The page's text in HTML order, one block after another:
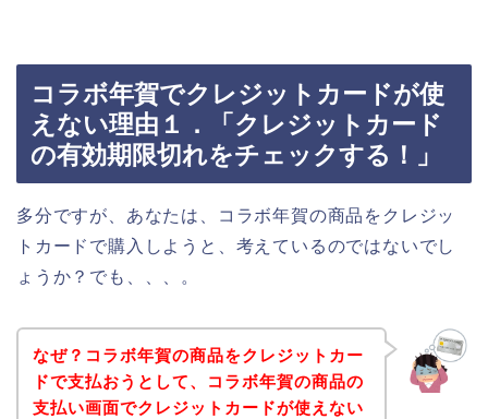
コラボ年賀でクレジットカードが使
えない理由１．「クレジットカード
の有効期限切れをチェックする！」
多分ですが、あなたは、コラボ年賀の商品をクレジッ
トカードで購入しようと、考えているのではないでし
ょうか？でも、、、。
なぜ？コラボ年賀の商品をクレジットカー
ドで支払おうとして、コラボ年賀の商品の
支払い画面でクレジットカードが使えない